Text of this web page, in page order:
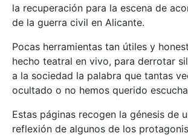
la recuperación para la escena de
de la guerra civil en Alicante.
Pocas herramientas tan útiles y
hecho teatral en vivo, para derrotar
a la sociedad la palabra que tantas
ocultado o no hemos querido
Estas páginas recogen la génesis de
reflexión de algunos de los